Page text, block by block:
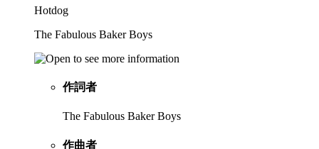
Hotdog
The Fabulous Baker Boys
作詞者
The Fabulous Baker Boys
作曲者